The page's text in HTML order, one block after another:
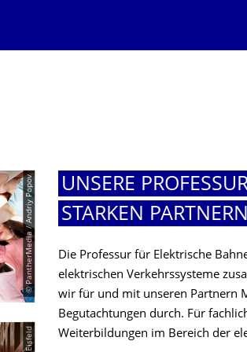
© PantherMedia / Andriy Popov
UNSERE
STARKEN PARTNERN
Die Professur für Elektrische
elektrischen Verkehrssysteme
wir für und mit unseren Partnern
Begutachtungen durch. Für
Weiterbildungen im Bereich der